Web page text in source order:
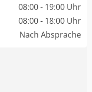
08:00 - 19:00 Uhr
08:00 - 18:00 Uhr
Nach Absprache